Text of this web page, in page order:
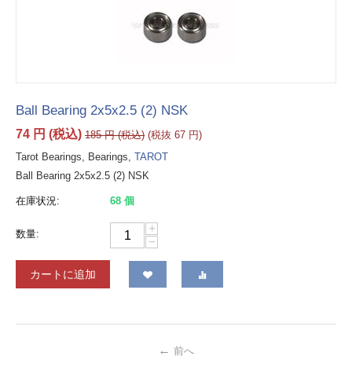
Ball Bearing 2x5x2.5 (2) NSK
74 円 (税込) 185 円(税込) (税抜 67 円)
Tarot Bearings, Bearings, TAROT
Ball Bearing 2x5x2.5 (2) NSK
在庫状況: 68 個
数量:
+
−
カートに追加
前へ